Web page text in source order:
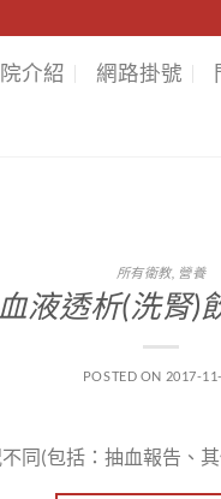
介紹 網路掛號
所有衛教 營養
血液透析(洗腎)
POSTED ON 2017-
同(包括：抽血報告、